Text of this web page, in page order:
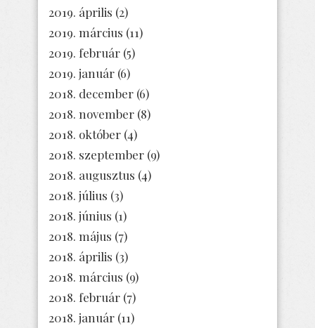
2019. április (2)
2019. március (11)
2019. február (5)
2019. január (6)
2018. december (6)
2018. november (8)
2018. október (4)
2018. szeptember (9)
2018. augusztus (4)
2018. július (3)
2018. június (1)
2018. május (7)
2018. április (3)
2018. március (9)
2018. február (7)
2018. január (11)